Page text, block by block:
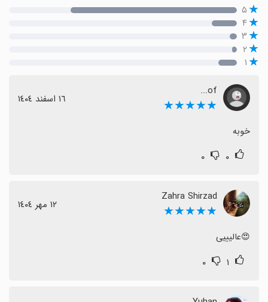
۵
۴
۳
۲
۱
of...
★★★★★ ١٦ اسفند ١٤٠٤
خوبه
۰ ۰
Zahra Shirzad
★★★★★ ١٢ مهر ١٤٠٤
😍عالیییی
۱ ۰